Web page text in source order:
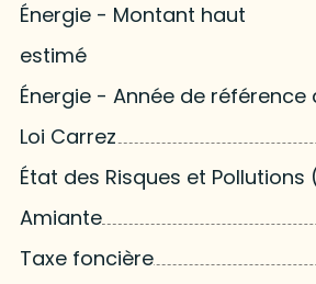
Énergie - Montant haut
estimé
Énergie - Année de référence
Loi Carrez
État des Risques et Pollutions
Amiante
Taxe foncière